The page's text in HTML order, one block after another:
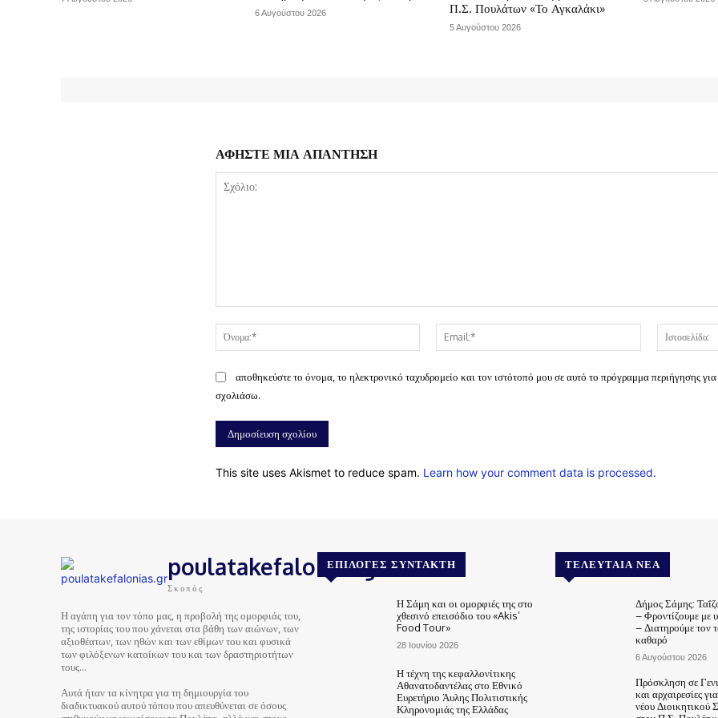
6 Αυγούστου 2026
Π.Σ. Πουλάτων «Το Αγκαλάκι»
5 Αυγούστου 2026
ΑΦΗΣΤΕ ΜΙΑ ΑΠΑΝΤΗΣΗ
Όνομα:*
Email:*
αποθηκεύστε το όνομα, το ηλεκτρονικό ταχυδρομείο και τον ιστότοπό μου σε αυτό το πρόγραμμα περιήγησης
σχολιάσω.
This site uses Akismet to reduce spam. Learn how your comment data is processed.
poulatakefalonias.gr
Σκοπός
Η αγάπη για τον τόπο μας, η προβολή της ομορφιάς του,
της ιστορίας του που χάνεται στα βάθη των αιώνων, των
αξιοθέατων, των ηθών και των εθίμων του και φυσικά
των φιλόξενων κατοίκων του και των δραστηριοτήτων
τους…
Αυτά ήταν τα κίνητρα για τη δημιουργία του
διαδικτυακού αυτού τόπου που απευθύνεται σε όσους
ΕΠΙΛΟΓΈΣ ΣΥΝΤΆΚΤΗ
Η Σάμη και οι ομορφιές της στο
χθεσινό επεισόδιο του «Akis’
Food Tour»
28 Ιουνίου 2026
Η τέχνη της κεφαλλονίτικης
Αθανατοδαντέλας στο Εθνικό
Ευρετήριο Άυλης Πολιτιστικής
Κληρονομιάς της Ελλάδας
ΤΕΛΕΥΤΑΊΑ ΝΈΑ
Δήμος Σάμης:
– Φροντίζουμε με
– Διατηρούμε τον
καθαρό
6 Αυγούστου 2026
Πρόσκληση σε
και αρχαιρεσίες
νέου Διοικητικού